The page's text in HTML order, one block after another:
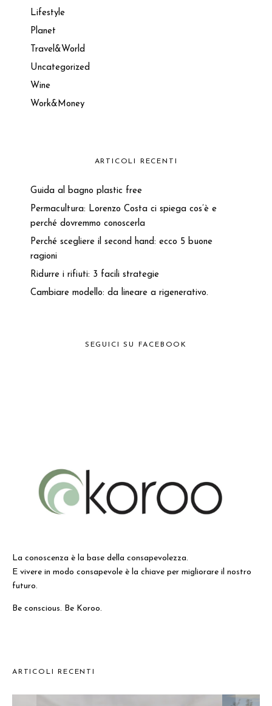
Lifestyle
Planet
Travel&World
Uncategorized
Wine
Work&Money
ARTICOLI RECENTI
Guida al bagno plastic free
Permacultura: Lorenzo Costa ci spiega cos’è e
perché dovremmo conoscerla
Perché scegliere il second hand: ecco 5 buone
ragioni
Ridurre i rifiuti: 3 facili strategie
Cambiare modello: da lineare a rigenerativo.
SEGUICI SU FACEBOOK
La conoscenza è la base della consapevolezza.
E vivere in modo consapevole è la chiave per migliorare il nostro
futuro.
Be conscious. Be Koroo.
ARTICOLI RECENTI